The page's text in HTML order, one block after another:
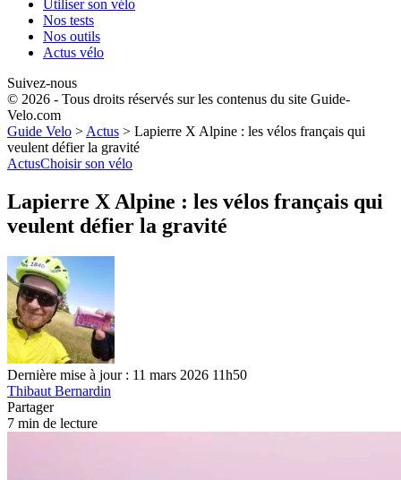
Utiliser son vélo
Nos tests
Nos outils
Actus vélo
Suivez-nous
© 2026 - Tous droits réservés sur les contenus du site Guide-
Velo.com
Guide Velo > Actus > Lapierre X Alpine : les vélos français qui
veulent défier la gravité
ActusChoisir son vélo
Lapierre X Alpine : les vélos français qui
veulent défier la gravité
Dernière mise à jour : 11 mars 2026 11h50
Thibaut Bernardin
Partager
7 min de lecture